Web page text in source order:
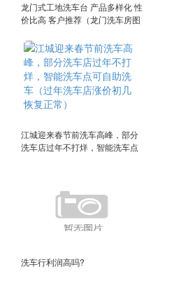
龙门式工地洗车台 产品多样化 性
价比高 客户推荐（龙门洗车房图
江城迎来春节前洗车高峰，部分
洗车店过年不打烊，智能洗车点
洗车行利润高吗?